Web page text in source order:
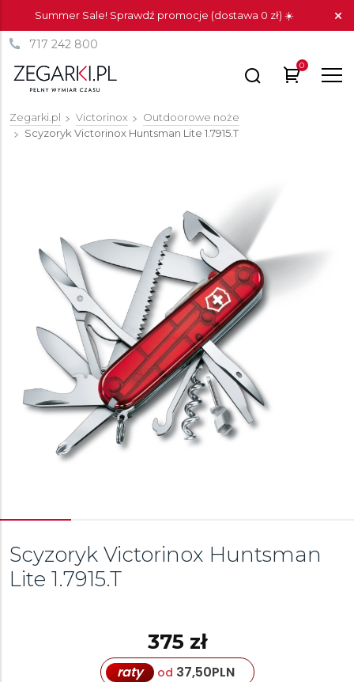
Summer Sale! Sprawdź promocje (dostawa 0 zł) ☀️
717 242 800
0
Zegarki.pl Victorinox
Outdoorowe noże
Scyzoryk Victorinox Huntsman Lite 1.7915.T
Scyzoryk Victorinox Huntsman
Lite 1.7915.T
375 zł
raty od 37,50PLN